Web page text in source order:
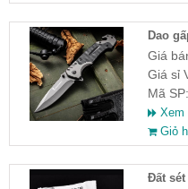
Dao
Giá
Giá sỉ
Mã SP:
Xem
Giỏ
Đất